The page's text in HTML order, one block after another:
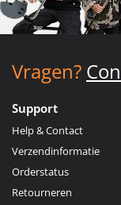
Vragen?
Support
Help & Contact
Verzendinformatie
Orderstatus
Retourneren